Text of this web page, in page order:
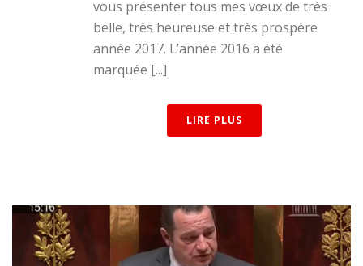
vous présenter tous mes vœux de très
belle, très heureuse et très prospère
année 2017. L’année 2016 a été
marquée [...]
LIRE PLUS